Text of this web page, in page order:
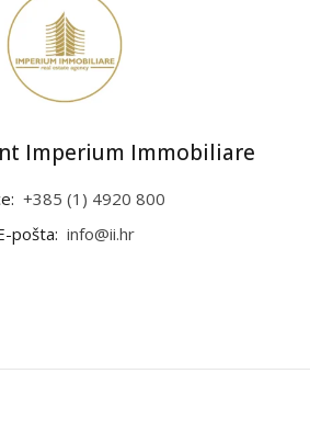
Imperium Immobiliare
+385 (1) 4920 800
pošta: info@ii.hr